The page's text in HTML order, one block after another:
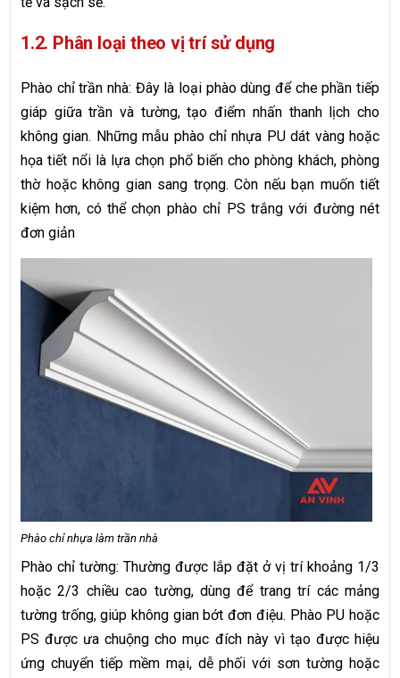
1.2. Phân loại theo vị trí sử dụng
Phào chỉ trần nhà: Đây là loại phào dùng để che phần tiếp
giáp giữa trần và tường, tạo điểm nhấn thanh lịch cho
không gian. Những mẫu phào chỉ nhựa PU dát vàng hoặc
họa tiết nổi là lựa chọn phổ biến cho phòng khách, phòng
thờ hoặc không gian sang trọng. Còn nếu bạn muốn tiết
kiệm hơn, có thể chọn phào chỉ PS trắng với đường nét
đơn giản
Phào chỉ nhựa làm trần nhà
Phào chỉ tường: Thường được lắp đặt ở vị trí khoảng 1/3
hoặc 2/3 chiều cao tường, dùng để trang trí các mảng
tường trống, giúp không gian bớt đơn điệu. Phào PU hoặc
PS được ưa chuộng cho mục đích này vì tạo được hiệu
ứng chuyển tiếp mềm mại, dễ phối với sơn tường hoặc